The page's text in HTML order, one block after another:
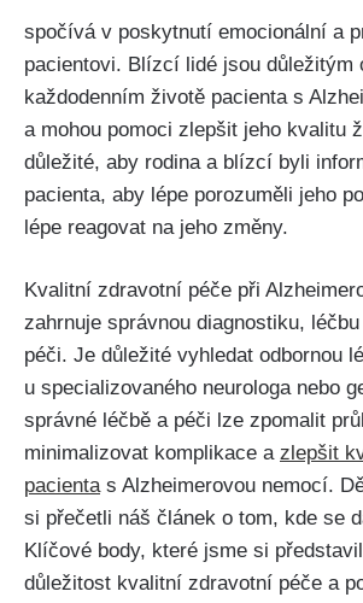
spočívá v poskytnutí emocionální a
pacientovi. Blízcí lidé jsou důležitým
každodenním životě pacienta s
a mohou pomoci zlepšit jeho kvalitu
důležité, aby rodina a blízcí byli
pacienta, aby lépe porozuměli jeho
lépe reagovat na jeho změny.
Kvalitní zdravotní péče při
zahrnuje správnou diagnostiku,
péči. Je důležité vyhledat odbornou
u specializovaného neurologa nebo
správné léčbě a péči lze zpomalit
minimalizovat komplikace a zlepšit
pacientas Alzheimerovou nemocí.
si přečetli náš článek o tom, kde se
Klíčové body, které jsme si
důležitost kvalitní zdravotní péče a